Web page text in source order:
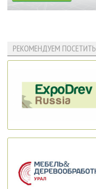
РЕКОМЕНДУЕМ ПОСЕТИТЬ